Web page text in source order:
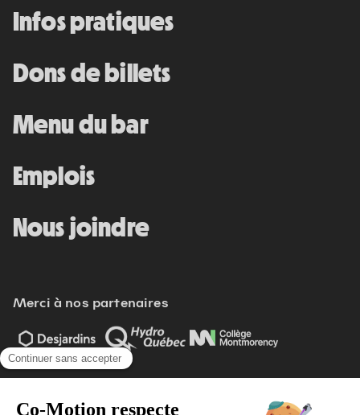
Infos pratiques
Dons de billets
Menu du bar
Emplois
Nous joindre
Merci à nos partenaires